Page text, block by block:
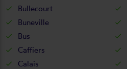
Bullecourt
Buneville
Bus
Caffiers
Calais